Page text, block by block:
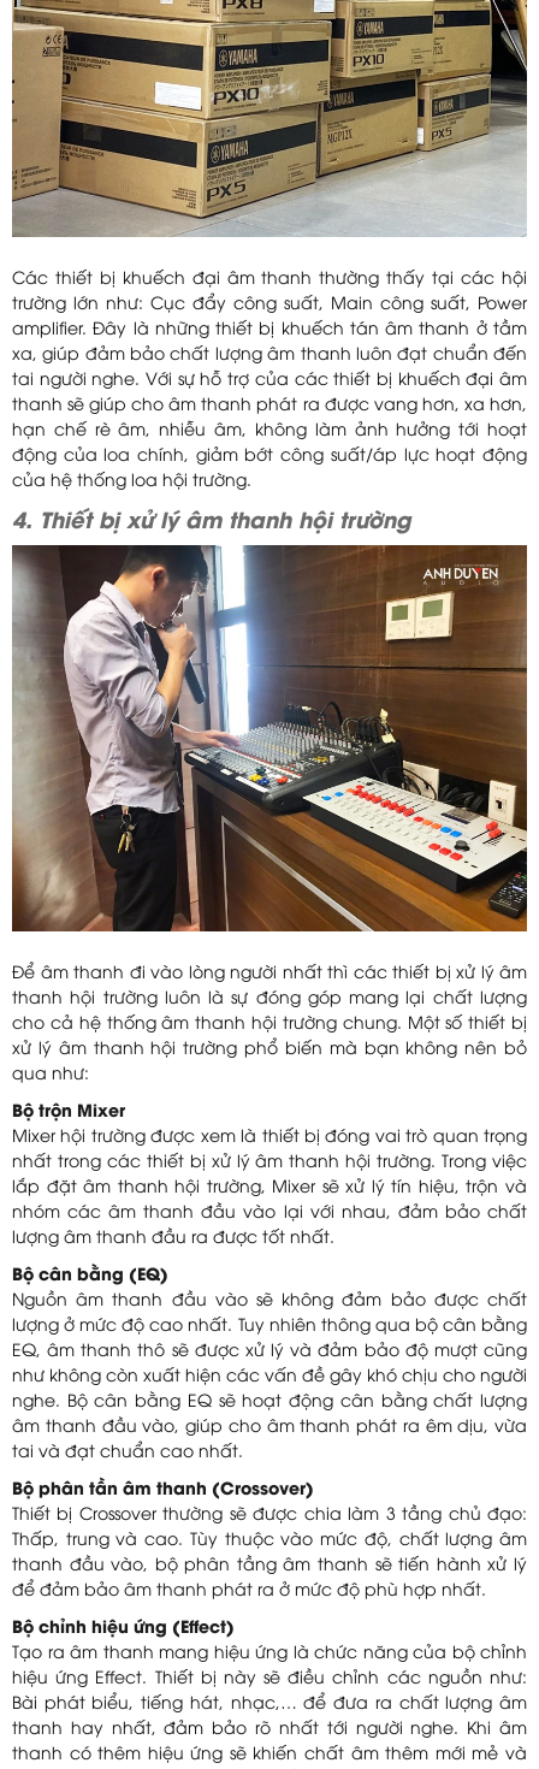
Các thiết bị khuếch đại âm thanh thường thấy tại các hội
trường lớn như: Cục đẩy công suất, Main công suất, Power
amplifier. Đây là những thiết bị khuếch tán âm thanh ở tầm
xa, giúp đảm bảo chất lượng âm thanh luôn đạt chuẩn đến
tai người nghe. Với sự hỗ trợ của các thiết bị khuếch đại âm
thanh sẽ giúp cho âm thanh phát ra được vang hơn, xa hơn,
hạn chế rè âm, nhiễu âm, không làm ảnh hưởng tới hoạt
động của loa chính, giảm bớt công suất/áp lực hoạt động
của hệ thống loa hội trường.
4. Thiết bị xử lý âm thanh hội trường
Để âm thanh đi vào lòng người nhất thì các thiết bị xử lý âm
thanh hội trường luôn là sự đóng góp mang lại chất lượng
cho cả hệ thống âm thanh hội trường chung. Một số thiết bị
xử lý âm thanh hội trường phổ biến mà bạn không nên bỏ
qua như:
Bộ trộn Mixer
Mixer hội trường được xem là thiết bị đóng vai trò quan trọng
nhất trong các thiết bị xử lý âm thanh hội trường. Trong việc
lắp đặt âm thanh hội trường, Mixer sẽ xử lý tín hiệu, trộn và
nhóm các âm thanh đầu vào lại với nhau, đảm bảo chất
lượng âm thanh đầu ra được tốt nhất.
Bộ cân bằng (EQ)
Nguồn âm thanh đầu vào sẽ không đảm bảo được chất
lượng ở mức độ cao nhất. Tuy nhiên thông qua bộ cân bằng
EQ, âm thanh thô sẽ được xử lý và đảm bảo độ mượt cũng
như không còn xuất hiện các vấn đề gây khó chịu cho người
nghe. Bộ cân bằng EQ sẽ hoạt động cân bằng chất lượng
âm thanh đầu vào, giúp cho âm thanh phát ra êm dịu, vừa
tai và đạt chuẩn cao nhất.
Bộ phân tần âm thanh (Crossover)
Thiết bị Crossover thường sẽ được chia làm 3 tầng chủ đạo:
Thấp, trung và cao. Tùy thuộc vào mức độ, chất lượng âm
thanh đầu vào, bộ phân tầng âm thanh sẽ tiến hành xử lý
để đảm bảo âm thanh phát ra ở mức độ phù hợp nhất.
Bộ chỉnh hiệu ứng (Effect)
Tạo ra âm thanh mang hiệu ứng là chức năng của bộ chỉnh
hiệu ứng Effect. Thiết bị này sẽ điều chỉnh các nguồn như:
Bài phát biểu, tiếng hát, nhạc,… để đưa ra chất lượng âm
thanh hay nhất, đảm bảo rõ nhất tới người nghe. Khi âm
thanh có thêm hiệu ứng sẽ khiến chất âm thêm mới mẻ và